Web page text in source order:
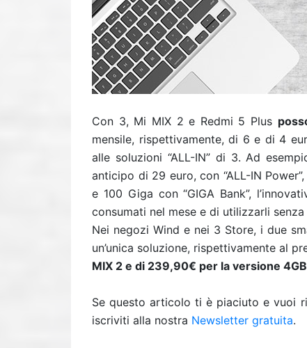
Con 3, Mi MIX 2 e Redmi 5 Plus
mensile, rispettivamente, di 6 e di 4
alle soluzioni “ALL-IN” di 3. Ad
anticipo di 29 euro, con “ALL-IN
e 100 Giga con “GIGA Bank”,
consumati nel mese e di utilizzarli senza
Nei negozi Wind e nei 3 Store, i due
un’unica soluzione, rispettivamente al
MIX 2 e di 239,90€ per la versione
Se questo articolo ti è piaciuto e vuoi
iscriviti alla nostra Newsletter gratuita.